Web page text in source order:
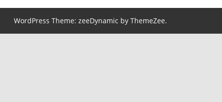
WordPress Theme: zeeDynamic by ThemeZee.